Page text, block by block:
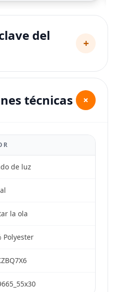
del
+
técnicas +
de luz
la ola
Polyester